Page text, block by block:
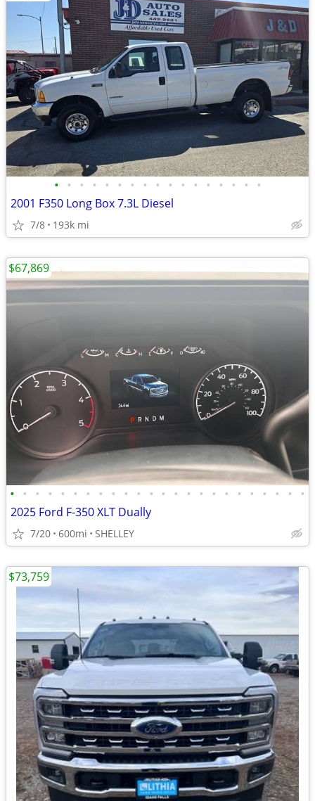
• • • • • • • • • • • • • • • • •
2001 F350 Long Box 7.3L Diesel
7/8 193k mi
• • • • • • • • • • • • • • • • • • • • • • • •
2025 Ford F-350 XLT Dually
7/20 600mi SHELLEY
$67,869
$73,759